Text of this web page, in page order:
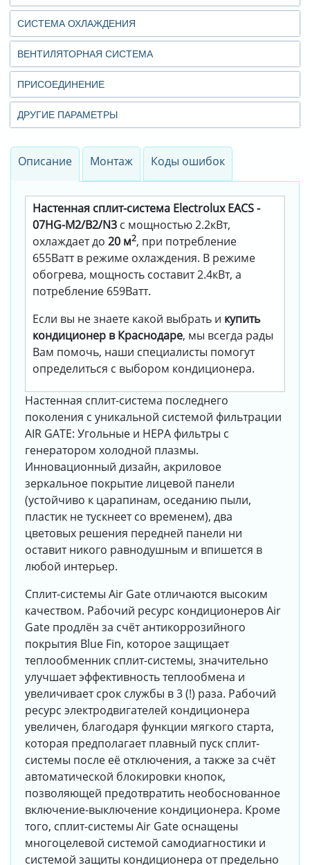
СИСТЕМА ОХЛАЖДЕНИЯ
ВЕНТИЛЯТОРНАЯ СИСТЕМА
ПРИСОЕДИНЕНИЕ
ДРУГИЕ ПАРАМЕТРЫ
Описание Монтаж Коды ошибок
Настенная сплит-система Electrolux EACS -
07HG-M2/B2/N3 с мощностью 2.2кВт,
охлаждает до 20 м2, при потребление
655Ватт в режиме охлаждения. В режиме
обогрева, мощность составит 2.4кВт, а
потребление 659Ватт.
Если вы не знаете какой выбрать и купить
кондиционер в Краснодаре, мы всегда рады
Вам помочь, наши специалисты помогут
определиться с выбором кондиционера.
Настенная сплит-система последнего
поколения c уникальной системой фильтрации
AIR GATE: Угольные и HEPA фильтры с
генератором холодной плазмы.
Инновационный дизайн, акриловое
зеркальное покрытие лицевой панели
(устойчиво к царапинам, оседанию пыли,
пластик не тускнеет со временем), два
цветовых решения передней панели ни
оставит никого равнодушным и впишется в
любой интерьер.
Сплит-системы Air Gate отличаются высоким
качеством. Рабочий ресурс кондиционеров Air
Gate продлён за счёт антикоррозийного
покрытия Blue Fin, которое защищает
теплообменник сплит-системы, значительно
улучшает эффективность теплообмена и
увеличивает срок службы в 3 (!) раза. Рабочий
ресурс электродвигателей кондиционера
увеличен, благодаря функции мягкого старта,
которая предполагает плавный пуск сплит-
системы после её отключения, а также за счёт
автоматической блокировки кнопок,
позволяющей предотвратить необоснованное
включение-выключение кондиционера. Кроме
того, сплит-системы Air Gate оснащены
многоцелевой системой самодиагностики и
системой защиты кондиционера от предельно